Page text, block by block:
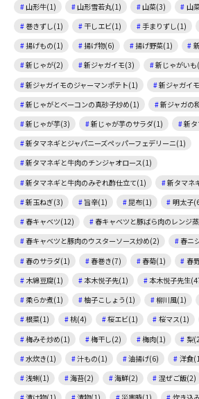
山形牛(1)
山形雪若丸(1) 山菜(3) 山
巻きずし(1)
干しエビ(1) 手まりずし(1)
揚げもの(1)
揚げ物(6) 揚げ野菜(1)
新じゃが(2)
新ジャガイモ(3)
新じゃがいも
新ジャガイモのジャーマンポテト(1)
新ジャガイ
新じゃがとベーコンの真砂子炒め(1)
新ジャガの
新じゃが芋(3)
新じゃが芋のサラダ(1)
新
新タマネギとジャパニーズペッパーフェデリーニ(1)
新タマネギと牛肉のチンジャオロース(1)
新タマネギと牛肉のみぞれ酢仕立て(1)
新タマネ
新玉ねぎ(3)
旨辛(1) 昆布(1) 明太子
春キャベツ(12)
春キャベツと豚ばら肉のレンジ
春キャベツと豚肉のウスターソース炒め(2)
春ニ
春のサラダ(1)
春巻き(7) 春菊(1) 春
木綿豆腐(1)
本木悦子先(1) 本木悦子先生
柔らか煮(1)
柚子こしょう(1) 柳川風(1)
根菜(1)
桃(4) 桜エビ(1) 桜マス(1)
梅みそ炒め(1)
梅干し(2) 梅肉(1) 梨
水炊き(1)
汁もの(1) 油揚げ(6) 洋食
浅蜊(1)
海苔(2) 海鮮(2) 混ぜご飯(2)